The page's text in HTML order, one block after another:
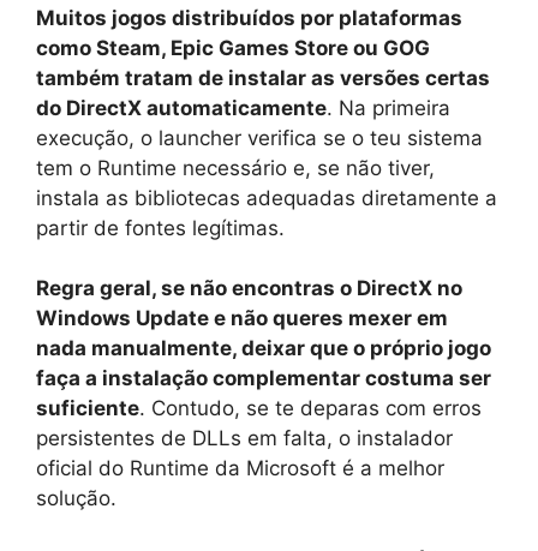
Muitos jogos distribuídos por plataformas
como Steam, Epic Games Store ou GOG
também tratam de instalar as versões certas
do DirectX automaticamente. Na primeira
execução, o launcher verifica se o teu sistema
tem o Runtime necessário e, se não tiver,
instala as bibliotecas adequadas diretamente a
partir de fontes legítimas.
Regra geral, se não encontras o DirectX no
Windows Update e não queres mexer em
nada manualmente, deixar que o próprio jogo
faça a instalação complementar costuma ser
suficiente. Contudo, se te deparas com erros
persistentes de DLLs em falta, o instalador
oficial do Runtime da Microsoft é a melhor
solução.